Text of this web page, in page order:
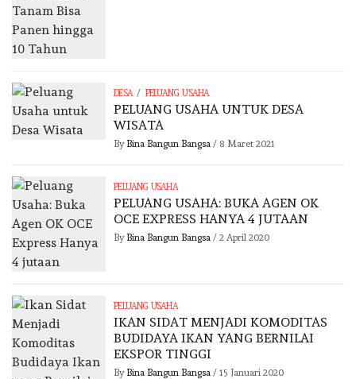
DESA / PELUANG USAHA
PELUANG USAHA UNTUK DESA
WISATA
By Bina Bangun Bangsa / 8 Maret 2021
PELUANG USAHA
PELUANG USAHA: BUKA AGEN OK
OCE EXPRESS HANYA 4 JUTAAN
By Bina Bangun Bangsa / 2 April 2020
PELUANG USAHA
IKAN SIDAT MENJADI KOMODITAS
BUDIDAYA IKAN YANG BERNILAI
EKSPOR TINGGI
By Bina Bangun Bangsa / 15 Januari 2020